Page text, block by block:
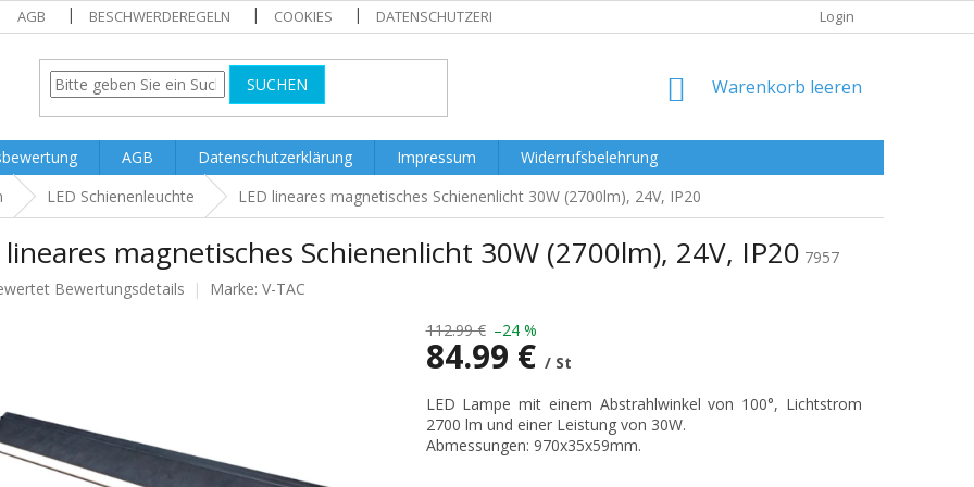
AGB BESCHWERDEREGELN COOKIES DATENSCHUTZERKLÄRUNG Login
SUCHEN WARENKORB
Warenkorb leeren
AGB Datenschutzerklärung Impressum
Widerrufsbelehrung
LED Schienenleuchte LED lineares magnetisches Schienenlicht 30W (2700lm), 24V, IP20
lineares magnetisches Schienenlicht 30W (2700lm), 24V, IP20 7957
Bewertungsdetails Marke: V-TAC
112.99 € –24 %
84.99 € / St
LED Lampe mit einem Abstrahlwinkel von 100°, Lichtstrom
2700 lm und einer Leistung von 30W.
Abmessungen: 970x35x59mm.